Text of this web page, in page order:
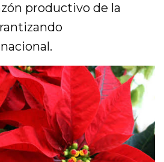
productivo de la